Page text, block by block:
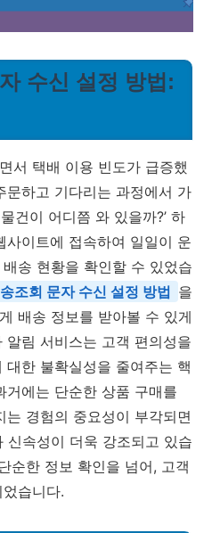
수신 설정 방법:
서 택배 이용 빈도가 급증했
문하고 기다리는 과정에서 가
건이 어디쯤 와 있을까?’ 하
사이트에 접속하여 일일이 운
송 현황을 확인할 수 있었습
조회 문자 수신 설정 방법 을
배송 정보를 받아볼 수 있게
알림 서비스는 고객 편의성을
대한 불확실성을 줄여주는 핵
거에는 단순한 상품 구매를
는 경험의 중요성이 부각되면
신속성이 더욱 강조되고 있습
순한 정보 확인을 넘어, 고객
습니다.